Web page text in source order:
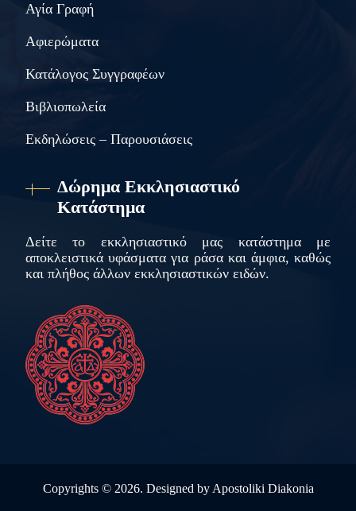
Αγία Γραφή
Αφιερώματα
Κατάλογος Συγγραφέων
Βιβλιοπωλεία
Εκδηλώσεις – Παρουσιάσεις
Δώρημα Εκκλησιαστικό
Κατάστημα
Δείτε το εκκλησιαστικό μας κατάστημα με
αποκλειστικά υφάσματα για ράσα και άμφια, καθώς
και πλήθος άλλων εκκλησιαστικών ειδών.
Copyrights © 2026. Designed by Apostoliki Diakonia